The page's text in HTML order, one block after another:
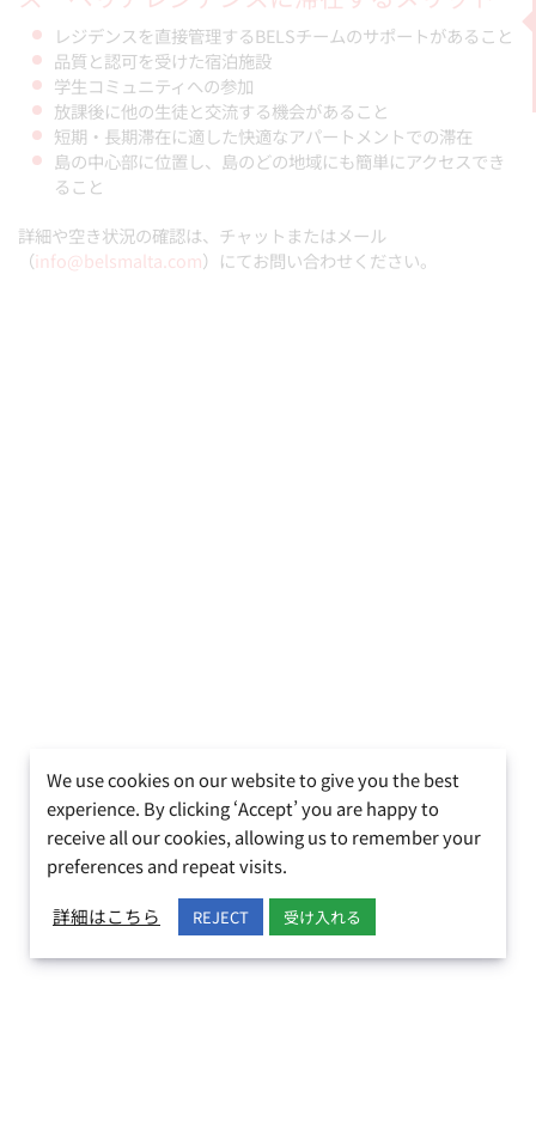
レジデンスを直接管理するBELSチームのサポートがあること
品質と認可を受けた宿泊施設
学生コミュニティへの参加
放課後に他の生徒と交流する機会があること
短期・長期滞在に適した快適なアパートメントでの滞在
島の中心部に位置し、島のどの地域にも簡単にアクセスでき
ること
詳細や空き状況の確認は、チャットまたはメール
（ info@belsmalta.com）にてお問い合わせください。
We use cookies on our website to give you the best
experience. By clicking ‘Accept’ you are happy to
receive all our cookies, allowing us to remember your
preferences and repeat visits.
詳細はこちら REJECT 受け入れる